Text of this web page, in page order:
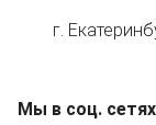
г.
Мы в соц. сетях